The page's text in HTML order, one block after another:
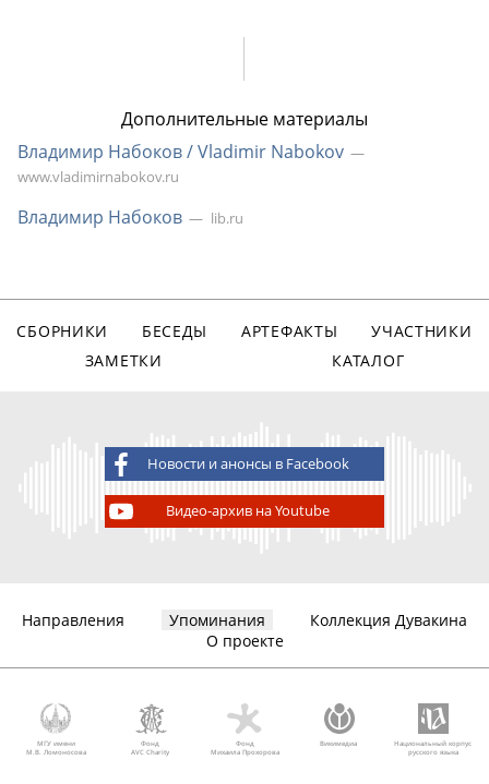
Дополнительные материалы
Владимир Набоков / Vladimir Nabokov
www.vladimirnabokov.ru
Владимир Набоков lib.ru
СБОРНИКИ БЕСЕДЫ АРТЕФАКТЫ
УЧАСТНИКИ
ЗАМЕТКИ
КАТАЛОГ
Новости и анонсы в Facebook
Видео-архив на Youtube
Направления Упоминания
Коллекция Дувакина
О проекте
МГУ имени
М.В. Ломоносова
Фонд
AVC Charity
Фонд
Михаила Прохорова
Викимедиа
Национальный корпус
русского языка